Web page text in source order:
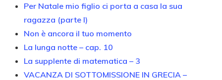
Per Natale mio figlio ci porta a casa la sua
ragazza (parte I)
Non è ancora il tuo momento
La lunga notte – cap. 10
La supplente di matematica – 3
VACANZA DI SOTTOMISSIONE IN GRECIA –